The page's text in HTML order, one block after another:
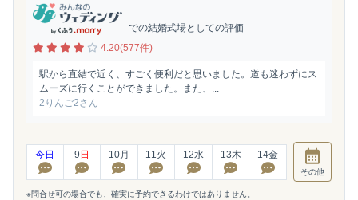
での結婚式場としての評価
4.20(577件)
駅から直結で近く、すごく便利だと思いました。道も迷わずにス
ムーズに行くことができました。また、...
2りんご2さん
今日 9 日 10月 11 火 12水 13木 14金
その他
※問合せ可の場合でも、確実に予約できるわけではありません。